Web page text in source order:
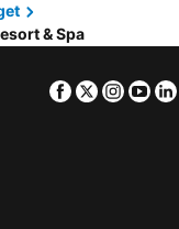
& Spa
Facebook
Twitter